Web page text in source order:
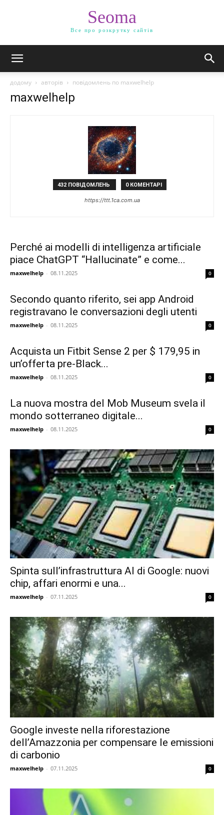
Seoma
Все про розкрутку сайтів
додому авторів повідомлень по maxwelhelp
maxwelhelp
432 ПОВІДОМЛЕНЬ 0 КОМЕНТАРІ
https://ttt.1ca.com.ua
Perché ai modelli di intelligenza artificiale
piace ChatGPT “Hallucinate” e come...
maxwelhelp - 08.11.2025 0
Secondo quanto riferito, sei app Android
registravano le conversazioni degli utenti
maxwelhelp - 08.11.2025 0
Acquista un Fitbit Sense 2 per $ 179,95 in
un’offerta pre-Black...
maxwelhelp - 08.11.2025 0
La nuova mostra del Mob Museum svela il
mondo sotterraneo digitale...
maxwelhelp - 08.11.2025 0
Spinta sull’infrastruttura AI di Google: nuovi
chip, affari enormi e una...
maxwelhelp - 07.11.2025 0
Google investe nella riforestazione
dell’Amazzonia per compensare le emissioni
di carbonio
maxwelhelp - 07.11.2025 0